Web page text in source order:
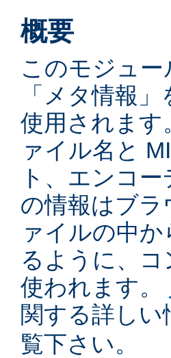
概要
このモジュ
「メタ情報
使用されま
ァイル名と
ト、エンコ
の情報はブ
ァイルの中
るように、
使われます。
関する詳しい
覧下さい。